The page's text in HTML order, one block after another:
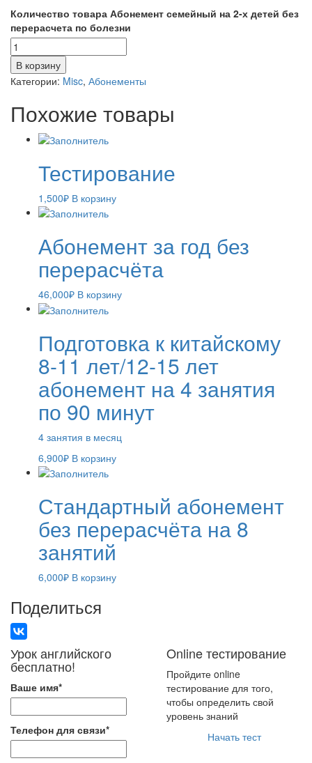
Количество товара Абонемент семейный на 2-х детей без
перерасчета по болезни
В корзину
Категории: Misc, Абонементы
Похожие товары
Тестирование
1,500₽ В корзину
Абонемент за год без
перерасчёта
46,000₽ В корзину
Подготовка к китайскому
8-11 лет/12-15 лет
абонемент на 4 занятия
по 90 минут
4 занятия в месяц
6,900₽ В корзину
Стандартный абонемент
без перерасчёта на 8
занятий
6,000₽ В корзину
Поделиться
Урок английского
бесплатно!
Ваше имя*
Телефон для связи*
Online тестирование
Пройдите online
тестирование для того,
чтобы определить свой
уровень знаний
Начать тест